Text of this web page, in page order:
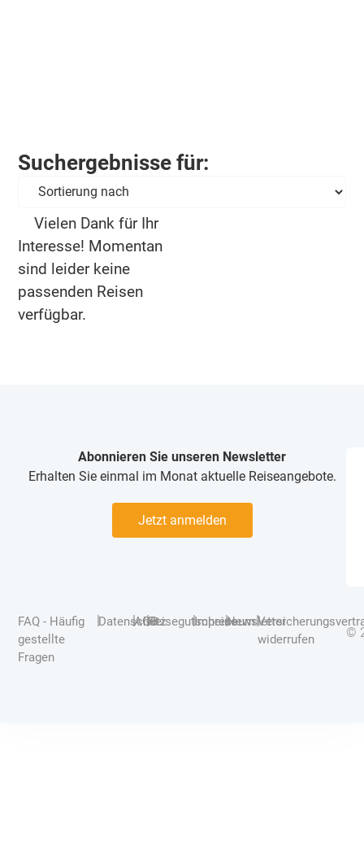
Suchergebnisse für:
Vielen Dank für Ihr
Interesse! Momentan
sind leider keine
passenden Reisen
verfügbar.
Abonnieren Sie unseren Newsletter
Erhalten Sie einmal im Monat aktuelle Reiseangebote.
Jetzt anmelden
FAQ - Häufig
gestellte
Fragen
|Datenschutz
|AGB
|Reisegutscheine
|Impressum
|Newsletter
|
widerrufen
©